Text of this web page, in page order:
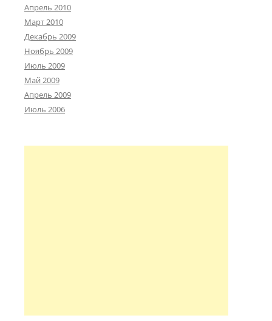
Апрель 2010
Март 2010
Декабрь 2009
Ноябрь 2009
Июль 2009
Май 2009
Апрель 2009
Июль 2006